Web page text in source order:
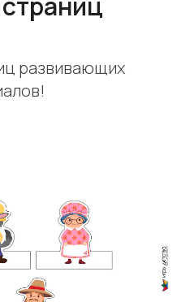
развивающих